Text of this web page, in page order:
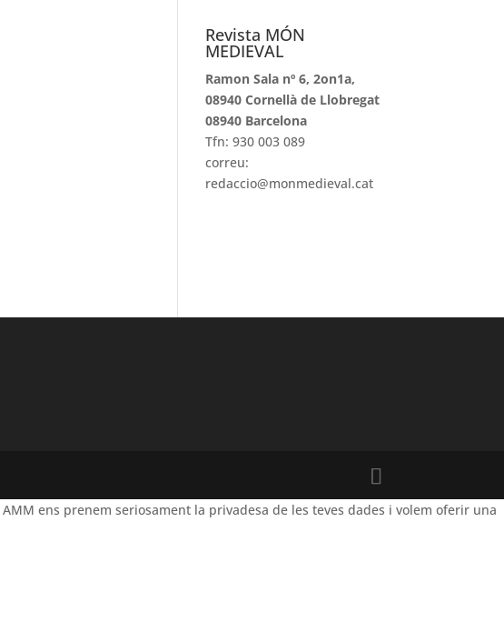
Revista MÓN
MEDIEVAL
Ramon Sala nº 6, 2on1a,
08940 Cornellà de Llobregat
08940 Barcelona
Tfn: 930 003 089
correu:
redaccio@monmedieval.cat
ens prenem seriosament la privadesa de les teves dades i volem oferir una